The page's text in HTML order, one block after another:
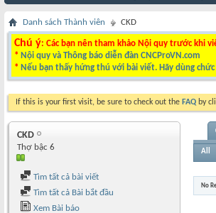
Danh sách Thành viên CKD
Chú ý: Các bạn nên tham khảo Nội quy trước khi
* Nội quy và Thông báo diễn đàn CNCProVN.com
* Nếu bạn thấy hứng thú với bài viết. Hãy dùng chức
If this is your first visit, be sure to check out the FAQ by
CKD
Thợ bậc 6
Tìm tất cả bài viết
Tìm tất cả Bài bắt đầu
Xem Bài báo
All
No